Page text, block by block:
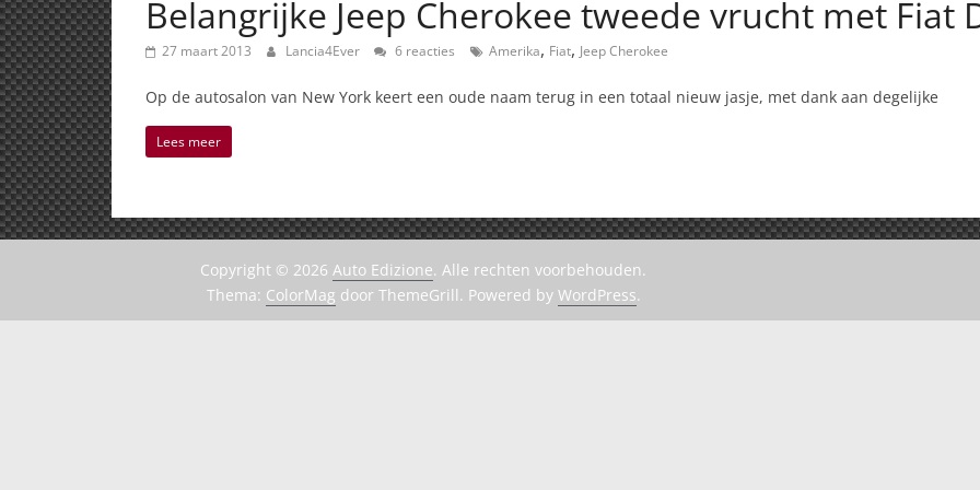
Belangrijke Jeep Cherokee tweede vrucht met Fiat
27 maart 2013 Lancia4Ever 6 reacties Amerika, Fiat, Jeep Cherokee
Op de autosalon van New York keert een oude naam terug in een totaal nieuw jasje, met dank aan degelijke
Lees meer
Copyright © 2026 Auto Edizione. Alle rechten voorbehouden.
Thema: ColorMag door ThemeGrill. Powered by WordPress.